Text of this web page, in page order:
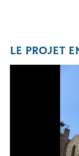
LE PROJET